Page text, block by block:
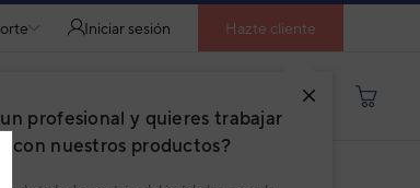
Iniciar sesión
un profesional y quieres trabajar
con nuestros productos?
Hazte cliente